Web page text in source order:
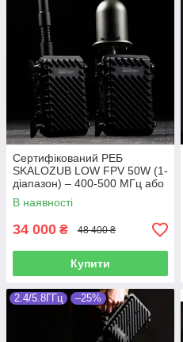
Сертифікований РЕБ
SKALOZUB LOW FPV 50W (1-
діапазон) – 400-500 МГц або
500-600 МГц.
В наявності
34 000 ₴ 48 400 ₴
Купити
2.4/5.8ГГц –25%